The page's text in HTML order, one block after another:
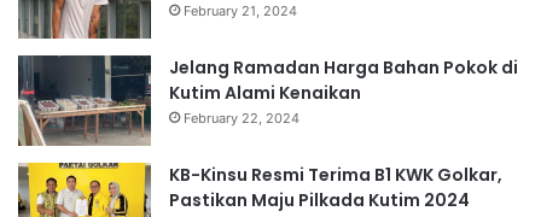
February 21, 2024
Jelang Ramadan Harga Bahan Pokok di
Kutim Alami Kenaikan
February 22, 2024
KB-Kinsu Resmi Terima B1 KWK Golkar,
Pastikan Maju Pilkada Kutim 2024